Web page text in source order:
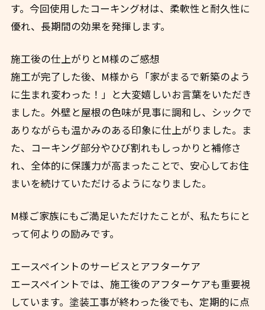
す。今回使用したコーキング材は、柔軟性と耐久性に
優れ、長期間の効果を発揮します。
施工後の仕上がりとM様のご感想
施工が完了した後、M様から「家がまるで新築のよう
に生まれ変わった！」と大変嬉しいお言葉をいただき
ました。外壁と屋根の色味が見事に調和し、シックで
ありながらも温かみのある印象に仕上がりました。ま
た、コーキング部分やひび割れもしっかりと補修さ
れ、全体的に保護力が高まったことで、安心してお住
まいを続けていただけるようになりました。
M様ご家族にもご満足いただけたことが、私たちにと
って何よりの励みです。
エースペイントのサービスとアフターケア
エースペイントでは、施工後のアフターケアも重要視
しています。塗装工事が終わった後でも、定期的に点